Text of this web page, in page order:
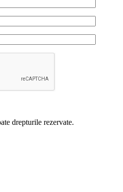
drepturile rezervate.